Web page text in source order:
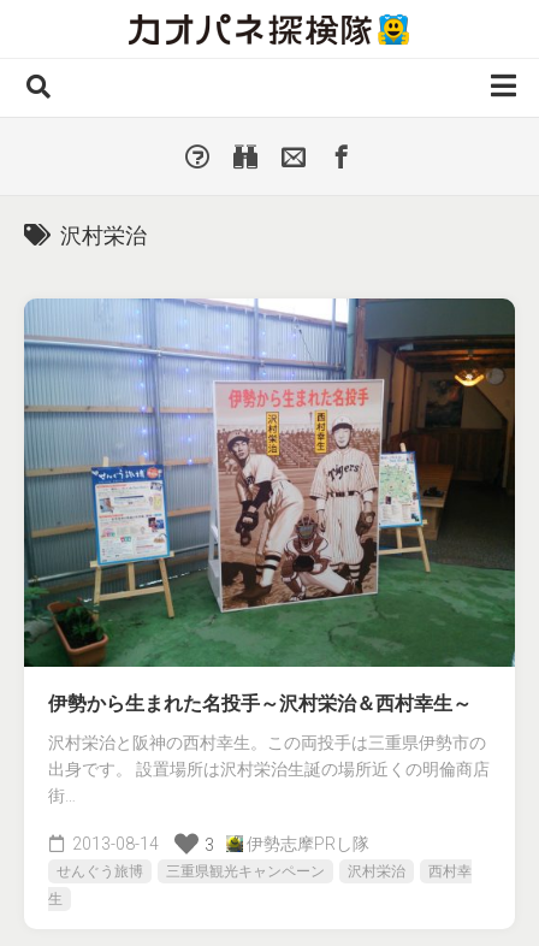
国外・海外
人気カオパネ
投稿する
沢村栄治
伊勢から生まれた名投手～沢村栄治＆西村幸生～
沢村栄治と阪神の西村幸生。この両投手は三重県伊勢市の
出身です。 設置場所は沢村栄治生誕の場所近くの明倫商店
街…
2013-08-14 3 伊勢志摩PRし隊
せんぐう旅博 三重県観光キャンペーン 沢村栄治
西村幸
生